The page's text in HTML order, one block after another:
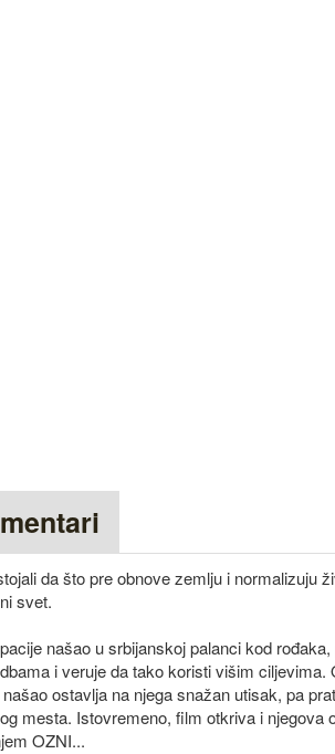
da što pre obnove zemlju i normalizuju
svet.
našao u srbijanskoj palanci kod
i veruje da tako koristi višim ciljevima.
ostavlja na njega snažan utisak, pa
mesta. Istovremeno, film otkriva i njegova
OZNI...